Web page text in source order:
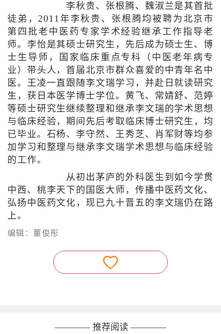
李秋贵、张根腾、魏淑兰是其首批
徒弟，2011年李秋贵、张根腾均被聘为北京市
第四批老中医药专家学术经验继承工作指导老
师。李怡是其硕士研究生，先后成为硕士生、博
士生导师，国家临床重点专科（中医老年病专
业）带头人，首届北京市群众喜爱的中青年名中
医。王凌一直跟随李文瑞学习，并赴日就读研究
生，获日本医学博士学位。黄飞、常婧舒、范婷
等硕士研究生继续整理和继承李文瑞的学术思想
与临床经验，期间先后考取临床博士研究生，均
已毕业。石杨、李守然、王秀芝、肖军财等均参
加学习和整理与继承李文瑞学术思想与临床经验
的工作。
从初出茅庐的外科医生到如今学贯
中西、桃李天下的国医大师，传播中医药文化、
弘扬中医药文化，现已九十晋五的李文瑞仍在路
上。
编辑：董俊彤
———— 推荐阅读 ————